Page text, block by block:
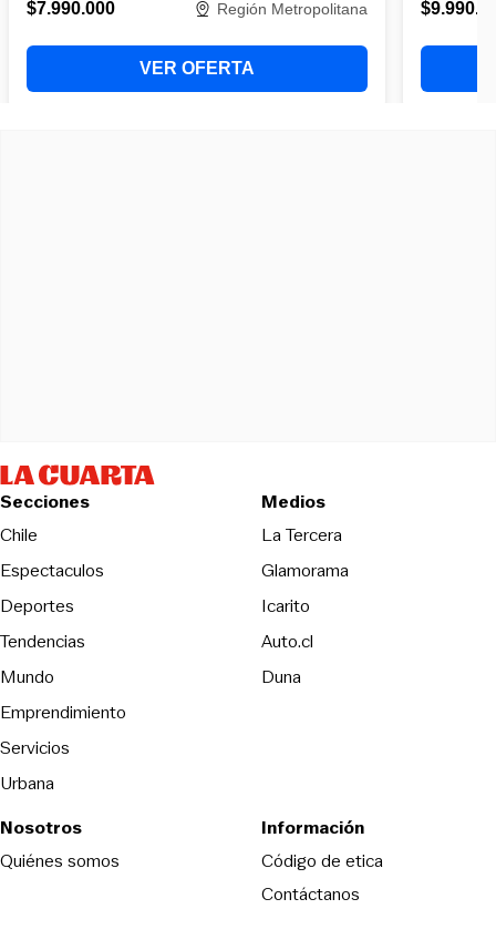
Secciones
Chile
Espectaculos
Deportes
Tendencias
Mundo
Emprendimiento
Servicios
Urbana
Medios
La TerceraOpens in new
Glamorama
Icarito
Auto.cl
DunaOpens in new window
Nosotros
Quiénes somos
Información
Código de eticaOpens in new
Contáctanos